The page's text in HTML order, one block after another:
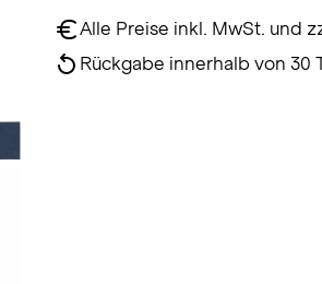
Alle Preise inkl. MwSt. und
Rückgabe innerhalb von 30